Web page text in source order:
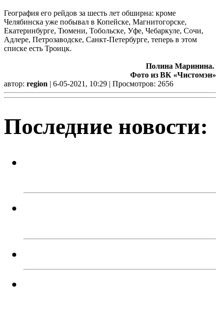
География его рейдов за шесть лет обширна: кроме
Челябинска уже побывал в Копейске, Магнитогорске,
Екатеринбурге, Тюмени, Тобольске, Уфе, Чебаркуле, Сочи,
Адлере, Петрозаводске, Санкт-Петербурге, теперь в этом
списке есть Троицк.
Полина Маринина.
Фото из ВК «Чистомэн»
автор: region | 6-05-2021, 10:29 | Просмотров: 2656
Последние новости: